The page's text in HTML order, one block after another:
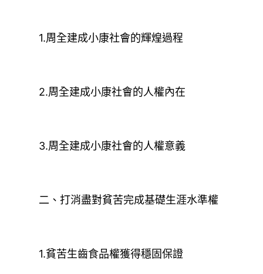
1.周全建成小康社會的輝煌過程
2.周全建成小康社會的人權內在
3.周全建成小康社會的人權意義
二、打消盡對貧苦完成基礎生涯水準權
1.貧苦生齒食品權獲得穩固保證